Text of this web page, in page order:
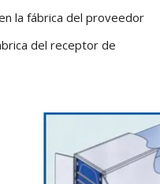
la fábrica del proveedor
del receptor de